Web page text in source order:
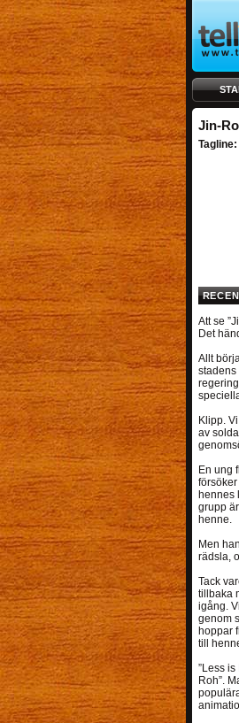
Jin-
Tagline:
Att se
Det
Allt
stadens
Klipp.
av
En ung
hennes
grupp
henne.
Men
rädsla,
Tack
tillbaka
igång.
genom
hoppar
till
”Less
Roh”.